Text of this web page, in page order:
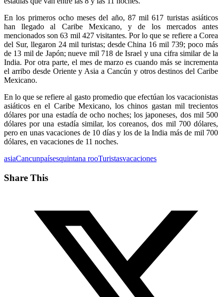
En los primeros ocho meses del año, 87 mil 617 turistas asiáticos
han llegado al Caribe Mexicano, y de los mercados antes
mencionados son 63 mil 427 visitantes. Por lo que se refiere a Corea
del Sur, llegaron 24 mil turistas; desde China 16 mil 739; poco más
de 13 mil de Japón; nueve mil 718 de Israel y una cifra similar de la
India. Por otra parte, el mes de marzo es cuando más se incrementa
el arribo desde Oriente y Asia a Cancún y otros destinos del Caribe
Mexicano.
En lo que se refiere al gasto promedio que efectúan los vacacionistas
asiáticos en el Caribe Mexicano, los chinos gastan mil trecientos
dólares por una estadía de ocho noches; los japoneses, dos mil 500
dólares por una estadía similar, los coreanos, dos mil 700 dólares,
pero en unas vacaciones de 10 días y los de la India más de mil 700
dólares, en vacaciones de 11 noches.
asiaCancunpaísesquintana rooTuristasvacaciones
Share This